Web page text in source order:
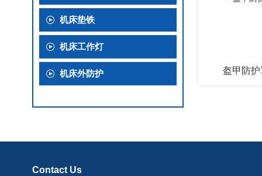
机床垫铁
机床工作灯
机床外防护 盔甲防
Contact Us